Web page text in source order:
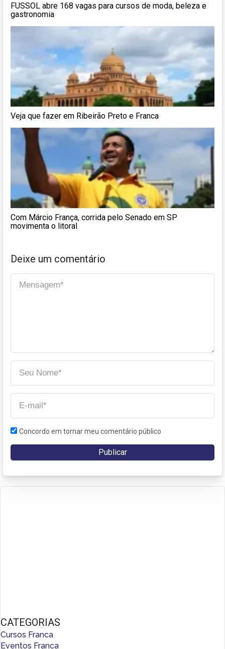
FUSSOL abre 168 vagas para cursos de moda, beleza e
gastronomia
Veja que fazer em Ribeirão Preto e Franca
Com Márcio França, corrida pelo Senado em SP
movimenta o litoral
Deixe um comentário
Concordo em tornar meu comentário público
CATEGORIAS
Cursos Franca
Eventos Franca